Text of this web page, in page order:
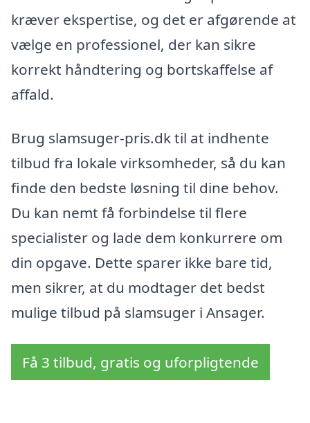
kræver ekspertise, og det er afgørende at
vælge en professionel, der kan sikre
korrekt håndtering og bortskaffelse af
affald.
Brug slamsuger-pris.dk til at indhente
tilbud fra lokale virksomheder, så du kan
finde den bedste løsning til dine behov.
Du kan nemt få forbindelse til flere
specialister og lade dem konkurrere om
din opgave. Dette sparer ikke bare tid,
men sikrer, at du modtager det bedst
mulige tilbud på slamsuger i Ansager.
Få 3 tilbud, gratis og uforpligtende